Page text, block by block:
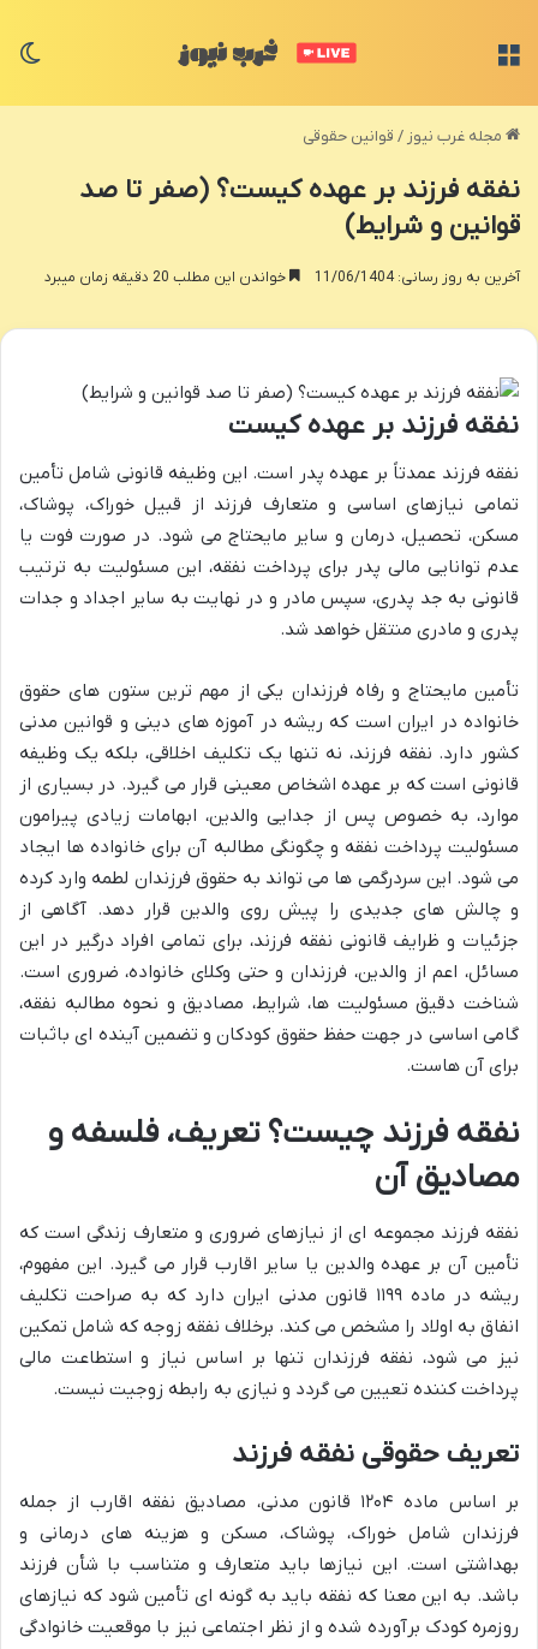
مجله غرب نیوز / قوانین حقوقی
نفقه فرزند بر عهده کیست؟ (صفر تا صد
قوانین و شرایط)
آخرین به روز رسانی: 11/06/1404 خواندن این مطلب 20 دقیقه زمان میبرد
نفقه فرزند بر عهده کیست
نفقه فرزند عمدتاً بر عهده پدر است. این وظیفه قانونی شامل تأمین
تمامی نیازهای اساسی و متعارف فرزند از قبیل خوراک، پوشاک،
مسکن، تحصیل، درمان و سایر مایحتاج می شود. در صورت فوت یا
عدم توانایی مالی پدر برای پرداخت نفقه، این مسئولیت به ترتیب
قانونی به جد پدری، سپس مادر و در نهایت به سایر اجداد و جدات
پدری و مادری منتقل خواهد شد.
تأمین مایحتاج و رفاه فرزندان یکی از مهم ترین ستون های حقوق
خانواده در ایران است که ریشه در آموزه های دینی و قوانین مدنی
کشور دارد. نفقه فرزند، نه تنها یک تکلیف اخلاقی، بلکه یک وظیفه
قانونی است که بر عهده اشخاص معینی قرار می گیرد. در بسیاری از
موارد، به خصوص پس از جدایی والدین، ابهامات زیادی پیرامون
مسئولیت پرداخت نفقه و چگونگی مطالبه آن برای خانواده ها ایجاد
می شود. این سردرگمی ها می تواند به حقوق فرزندان لطمه وارد کرده
و چالش های جدیدی را پیش روی والدین قرار دهد. آگاهی از
جزئیات و ظرایف قانونی نفقه فرزند، برای تمامی افراد درگیر در این
مسائل، اعم از والدین، فرزندان و حتی وکلای خانواده، ضروری است.
شناخت دقیق مسئولیت ها، شرایط، مصادیق و نحوه مطالبه نفقه،
گامی اساسی در جهت حفظ حقوق کودکان و تضمین آینده ای باثبات
برای آن هاست.
نفقه فرزند چیست؟ تعریف، فلسفه و
مصادیق آن
نفقه فرزند مجموعه ای از نیازهای ضروری و متعارف زندگی است که
تأمین آن بر عهده والدین یا سایر اقارب قرار می گیرد. این مفهوم،
ریشه در ماده ۱۱۹۹ قانون مدنی ایران دارد که به صراحت تکلیف
انفاق به اولاد را مشخص می کند. برخلاف نفقه زوجه که شامل تمکین
نیز می شود، نفقه فرزندان تنها بر اساس نیاز و استطاعت مالی
پرداخت کننده تعیین می گردد و نیازی به رابطه زوجیت نیست.
تعریف حقوقی نفقه فرزند
بر اساس ماده ۱۲۰۴ قانون مدنی، مصادیق نفقه اقارب از جمله
فرزندان شامل خوراک، پوشاک، مسکن و هزینه های درمانی و
بهداشتی است. این نیازها باید متعارف و متناسب با شأن فرزند
باشد. به این معنا که نفقه باید به گونه ای تأمین شود که نیازهای
روزمره کودک برآورده شده و از نظر اجتماعی نیز با موقعیت خانوادگی